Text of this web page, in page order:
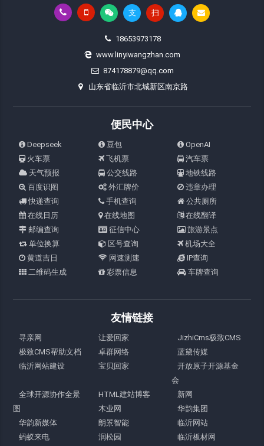
支 扫
18653973178
www.linyiwangzhan.com
874178879@qq.com
山东省临沂市北城新区南京路
便民中心
Deepseek 豆包
OpenAI
火车票
飞机票
汽车票
天气预报
公交线路
地铁线路
百度识图
外汇牌价
违章办理
快递查询
手机查询
公共厕所
在线日历
在线地图
在线翻译
邮编查询
征信中心
旅游景点
单位换算
区号查询
机场大全
黄道吉日
网速测速
IP查询
二维码生成
彩票信息 车牌查询
友情链接
寻亲网 让爱回家
JizhiCms极致CMS
极致CMS帮助文档
卓群网络
蓝黛传媒
临沂网站建设
宝贝回家
开放原子开源基金
会
全球开源协作全景
图
HTML建站博客
新网
木业网
华韵集团
华韵新媒体
朗景智能
临沂网站
蚂蚁来电
润松园
临沂板材网